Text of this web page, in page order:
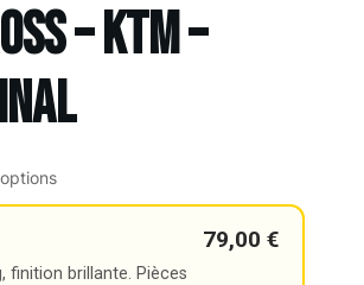
– KTM –
79,00 €
finition brillante. Pièces